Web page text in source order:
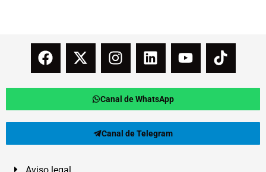
Canal de WhatsApp
Canal de Telegram